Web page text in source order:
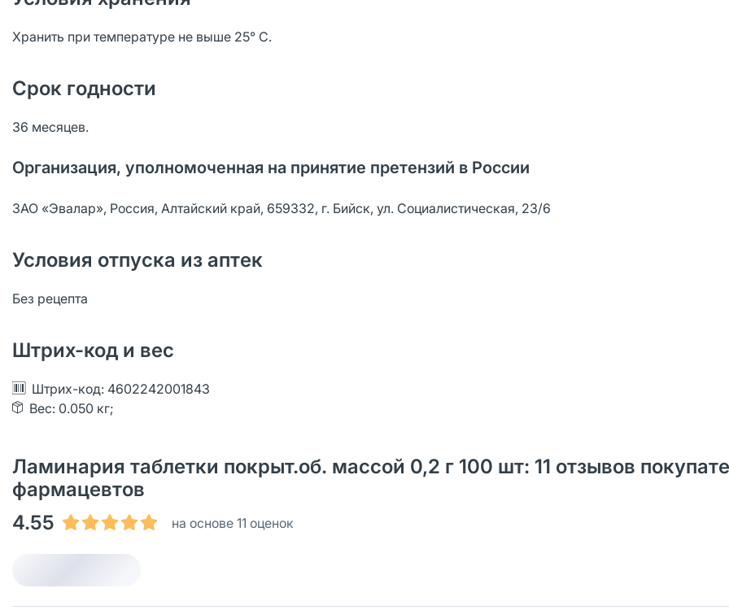
Хранить при температуре не выше 25° С.
Срок годности
36 месяцев.
Организация, уполномоченная на принятие претензий в России
ЗАО «Эвалар», Россия, Алтайский край, 659332, г. Бийск, ул. Социалистическая, 23/6
Условия отпуска из аптек
Без рецепта
Штрих-код и вес
Штрих-код: 4602242001843
Вес: 0.050 кг;
Ламинария таблетки покрыт.об. массой 0,2 г 100 шт: 11 отзывов
фармацевтов
4.55
на основе 11 оценок